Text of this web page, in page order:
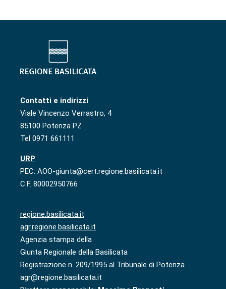
Contatti e indirizzi
Viale Vincenzo Verrastro, 4
85100 Potenza PZ
Tel 0971 661111
URP
PEC: AOO-giunta@cert.regione.basilicata.it
C.F. 80002950766
regione.basilicata.it
agr.regione.basilicata.it
Agenzia stampa della
Giunta Regionale della Basilicata
Registrazione n. 209/1995 al Tribunale di Potenza
agr@regione.basilicata.it